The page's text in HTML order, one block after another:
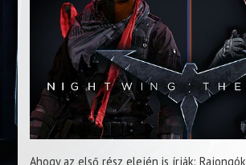
Ahogy az első rész elején is írják: